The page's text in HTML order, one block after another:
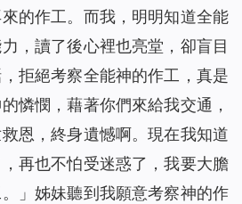
的作工。而我，明明知道全能
，讀了後心裡也亮堂，卻盲目
拒絕考察全能神的作工，真是
憐憫，藉著你們來給我交通，
恩，終身遺憾啊。現在我知道
再也不怕受迷惑了，我要大膽
」姊妹聽到我願意考察神的作